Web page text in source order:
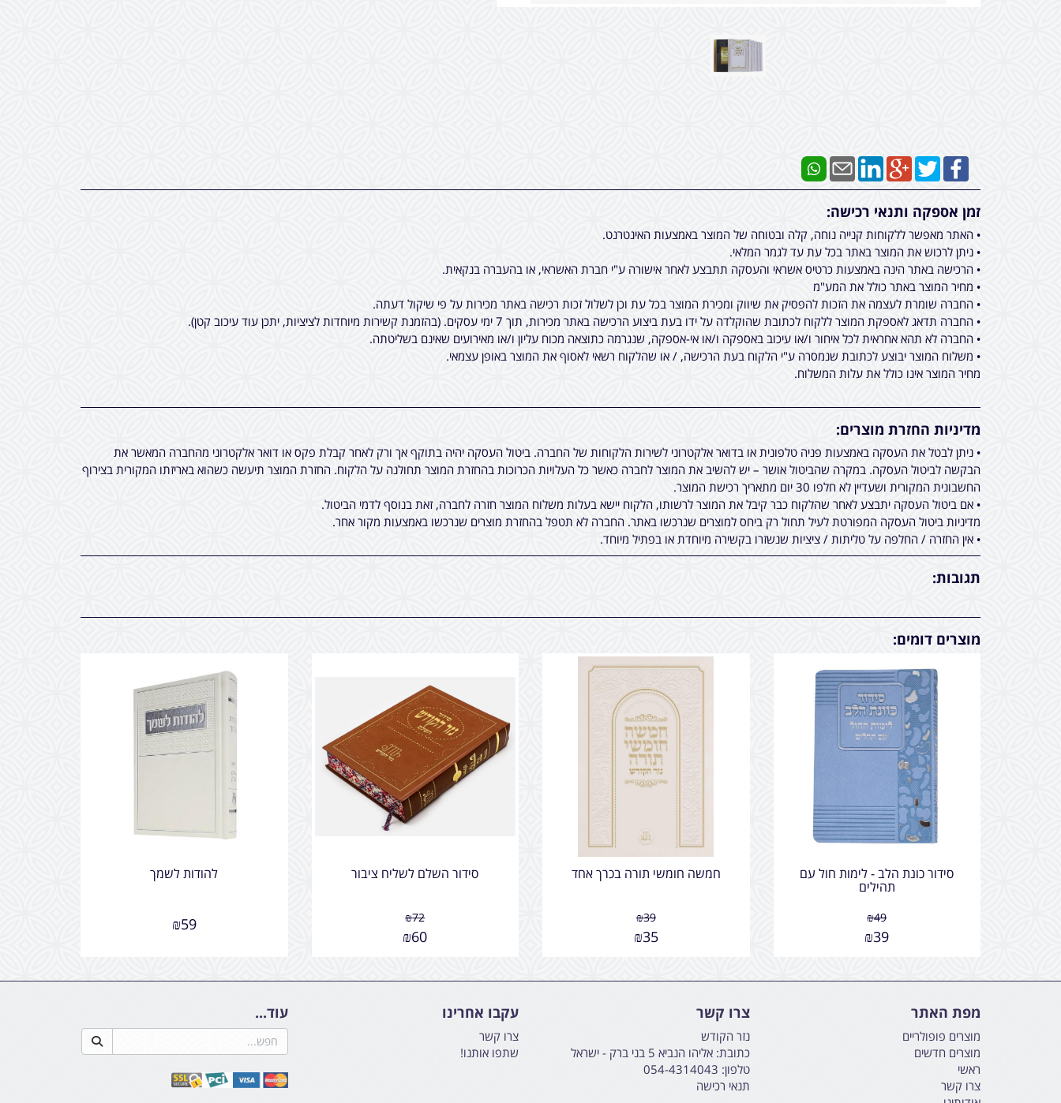
זמן אספקה ותנאי רכישה:
• האתר מאפשר ללקוחות קנייה נוחה, קלה ובטוחה של המוצר באמצעות האינטרנט.
• ניתן לרכוש את המוצר באתר בכל עת עד לגמר המלאי.
• הרכישה באתר הינה באמצעות כרטיס אשראי והעסקה תתבצע לאחר אישורה ע"י חברת האשראי, או בהעברה בנקאית.
• מחיר המוצר באתר כולל את המע"מ
• החברה שומרת לעצמה את הזכות להפסיק את שיווק ומכירת המוצר בכל עת וכן לשלול זכות רכישה באתר מכירות על פי שיקול דעתה.
• החברה תדאג לאספקת המוצר ללקוח לכתובת שהוקלדה על ידו בעת ביצוע הרכישה באתר מכירות, תוך 7 ימי עסקים. (בהזמנת קשירות מיוחדות לציציות, יתכן עוד עיכוב קטן).
• החברה לא תהא אחראית לכל איחור ו/או עיכוב באספקה ו/או אי-אספקה, שנגרמה כתוצאה מכוח עליון ו/או מאירועים שאינם בשליטתה.
• משלוח המוצר יבוצע לכתובת שנמסרה ע"י הלקוח בעת הרכישה, / או שהלקוח רשאי לאסוף את המוצר באופן עצמאי.
מחיר המוצר אינו כולל את עלות המשלוח.
מדיניות החזרת מוצרים:
• ניתן לבטל את העסקה באמצעות פניה טלפונית או בדואר אלקטרוני לשירות הלקוחות של החברה. ביטול העסקה יהיה בתוקף אך ורק לאחר קבלת פקס או דואר אלקטרוני מהחברה המאשר את
הבקשה לביטול העסקה. במקרה שהביטול אושר – יש להשיב את המוצר לחברה כאשר כל העלויות הכרוכות בהחזרת המוצר תחולנה על הלקוח. החזרת המוצר תיעשה כשהוא באריזתו המקורית בצירוף
החשבונית המקורית ושעדיין לא חלפו 30 יום מתאריך רכישת המוצר.
• אם ביטול העסקה יתבצע לאחר שהלקוח כבר קיבל את המוצר לרשותו, הלקוח יישא בעלות משלוח המוצר חזרה לחברה, זאת בנוסף לדמי הביטול.
מדיניות ביטול העסקה המפורטת לעיל תחול רק ביחס למוצרים שנרכשו באתר. החברה לא תטפל בהחזרת מוצרים שנרכשו באמצעות מקור אחר.
• אין החזרה / החלפה על טליתות / ציציות שנשזרו בקשירה מיוחדת או בפתיל מיוחד.
תגובות:
מוצרים דומים:
סידור כונת הלב - לימות חול עם
תהילים
₪49
₪39
חמשה חומשי תורה בכרך אחד
₪39
₪35
סידור השלם לשליח ציבור
₪72
₪60
להודות לשמך
₪59
מפת האתר
מוצרים פופולריים
מוצרים חדשים
ראשי
צרו קשר
צרו קשר
נזר הקודש
כתובת: אליהו הנביא 5 בני ברק - ישראל
טלפון: 054-4314043
תנאי רכישה
עקבו אחרינו
צרו קשר
שתפו אותנו!
עוד...